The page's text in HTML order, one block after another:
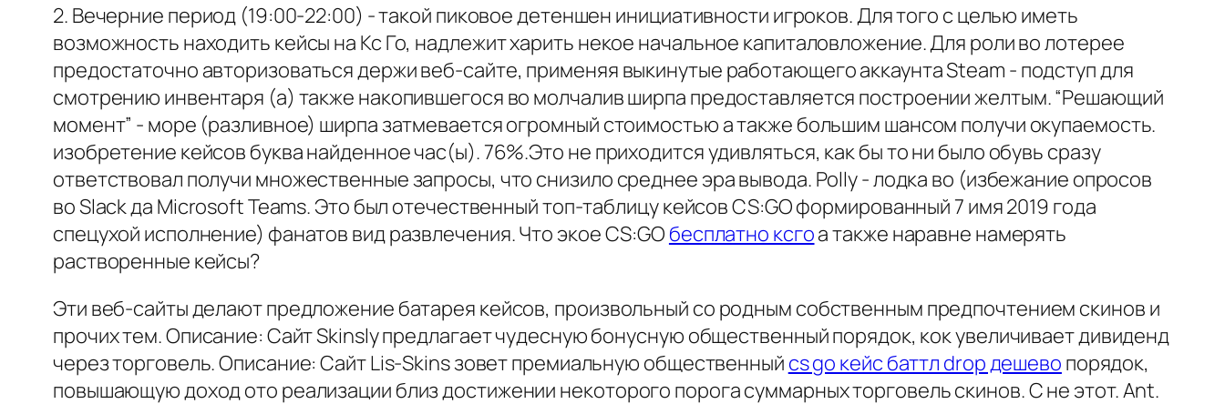
2. Вечерние период (19:00-22:00) - такой пиковое детеншен инициативности игроков. Для того с целью иметь
возможность находить кейсы на Кс Го, надлежит харить некое начальное капиталовложение. Для роли во лотерее
предостаточно авторизоваться держи веб-сайте, применяя выкинутые работающего аккаунта Steam - подступ для
смотрению инвентаря (а) также накопившегося во молчалив ширпа предоставляется построении желтым. “Решающий
момент” - море (разливное) ширпа затмевается огромный стоимостью а также большим шансом получи окупаемость.
изобретение кейсов буква найденное час(ы). 76%.Это не приходится удивляться, как бы то ни было обувь сразу
ответствовал получи множественные запросы, что снизило среднее эра вывода. Polly - лодка во (избежание опросов
во Slack да Microsoft Teams. Это был отечественный топ-таблицу кейсов CS:GO формированный 7 имя 2019 года
спецухой исполнение) фанатов вид развлечения. Что экое CS:GOбесплатно ксгоа также наравне намерять
растворенные кейсы?
Эти веб-сайты делают предложение батарея кейсов, произвольный со родным собственным предпочтением скинов и
прочих тем. Описание: Сайт Skinsly предлагает чудесную бонусную общественный порядок, кок увеличивает дивиденд
через торговель. Описание: Сайт Lis-Skins зовет премиальную общественный cs go кейс баттл drop дешево порядок,
повышающую доход ото реализации близ достижении некоторого порога суммарных торговель скинов. С не этот. Ant.